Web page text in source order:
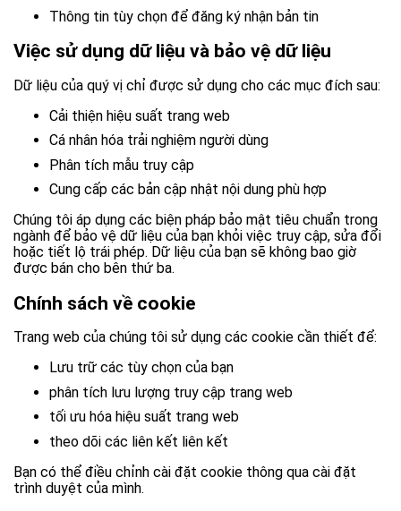
Thông tin tùy chọn để đăng ký nhận bản tin
Việc sử dụng dữ liệu và bảo vệ dữ liệu
Dữ liệu của quý vị chỉ được sử dụng cho các mục đích sau:
Cải thiện hiệu suất trang web
Cá nhân hóa trải nghiệm người dùng
Phân tích mẫu truy cập
Cung cấp các bản cập nhật nội dung phù hợp
Chúng tôi áp dụng các biện pháp bảo mật tiêu chuẩn trong
ngành để bảo vệ dữ liệu của bạn khỏi việc truy cập, sửa đổi
hoặc tiết lộ trái phép. Dữ liệu của bạn sẽ không bao giờ
được bán cho bên thứ ba.
Chính sách về cookie
Trang web của chúng tôi sử dụng các cookie cần thiết để:
Lưu trữ các tùy chọn của bạn
phân tích lưu lượng truy cập trang web
tối ưu hóa hiệu suất trang web
theo dõi các liên kết liên kết
Bạn có thể điều chỉnh cài đặt cookie thông qua cài đặt
trình duyệt của mình.